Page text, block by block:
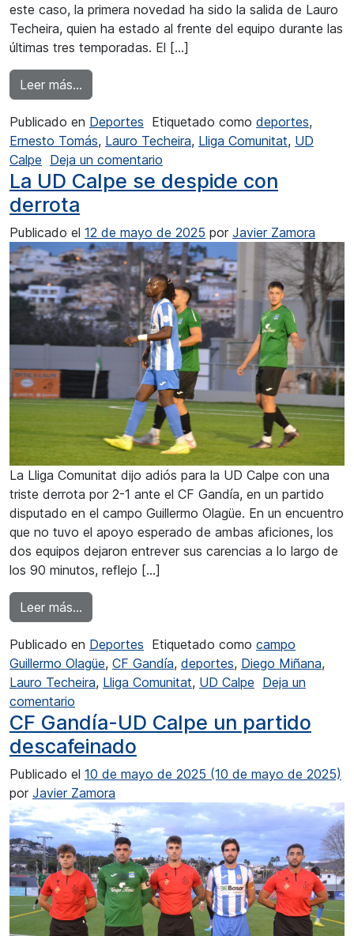
este caso, la primera novedad ha sido la salida de Lauro
Techeira, quien ha estado al frente del equipo durante las
últimas tres temporadas. El […]
Leer más…
Publicado en Deportes Etiquetado como deportes,
Ernesto Tomás, Lauro Techeira, Lliga Comunitat, UD
Calpe Deja un comentario
La UD Calpe se despide con
derrota
Publicado el 12 de mayo de 2025 por Javier Zamora
La Lliga Comunitat dijo adiós para la UD Calpe con una
triste derrota por 2-1 ante el CF Gandía, en un partido
disputado en el campo Guillermo Olagüe. En un encuentro
que no tuvo el apoyo esperado de ambas aficiones, los
dos equipos dejaron entrever sus carencias a lo largo de
los 90 minutos, reflejo […]
Leer más…
Publicado en Deportes Etiquetado como campo
Guillermo Olagüe, CF Gandía, deportes, Diego Miñana,
Lauro Techeira, Lliga Comunitat, UD Calpe Deja un
comentario
CF Gandía-UD Calpe un partido
descafeinado
Publicado el 10 de mayo de 2025 (10 de mayo de 2025)
por Javier Zamora